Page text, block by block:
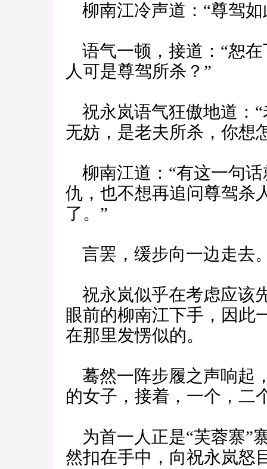
柳南江冷声道：“尊驾
语气一顿，接道：“恕
人可是尊驾所杀？”
祝永岚语气狂傲地道：
无妨，是老夫所杀，你想
柳南江道：“有这一句
仇，也不想再追问尊驾杀
了。”
言罢，缓步向一边走去
祝永岚似乎在考虑应该
眼前的柳南江下手，因此
在那里发愣似的。
蓦然一阵步履之声响起
的女子，接着，一个，
为首一人正是“芙蓉寨”
然扣在手中，向祝永岚怒